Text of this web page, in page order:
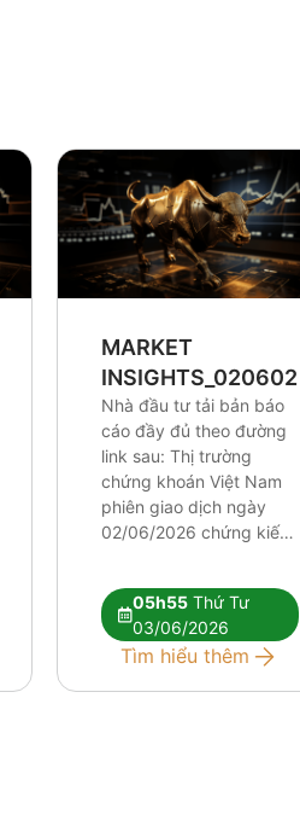
MARKET
INSIGHTS_0206026
Nhà đầu tư tải bản báo
cáo đầy đủ theo đường
link sau: Thị trường
chứng khoán Việt Nam
phiên giao dịch ngày
02/06/2026 chứng kiến
kỹ thuật tiêu cực đang
dần xuất hiện rõ nét hơn,
đòi hỏi nhà đầu tư phải
05h55Thứ Tư
03/06/2026
Tìm hiểu thêm